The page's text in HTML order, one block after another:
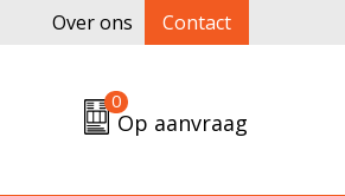
Over ons Contact
0
Op aanvraag